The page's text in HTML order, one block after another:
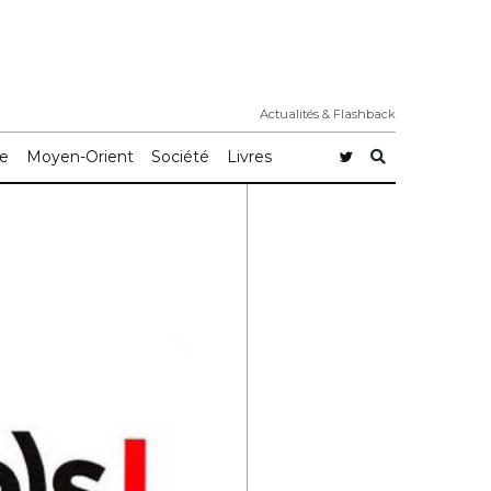
Actualités & Flashback
Moyen-Orient Société Livres